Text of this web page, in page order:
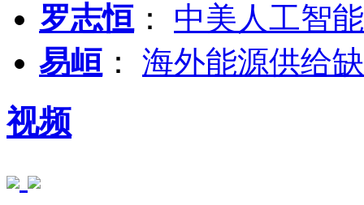
罗志恒 ： 中美人工智
易峘 ： 海外能源供给
视频